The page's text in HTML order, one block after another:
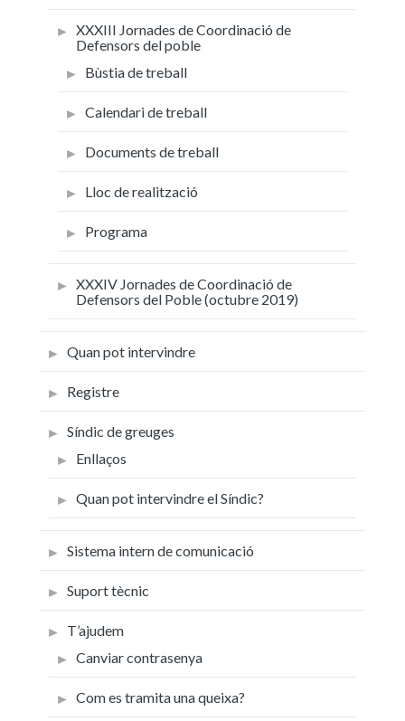
XXXIII Jornades de Coordinació de
Defensors del poble
Bùstia de treball
Calendari de treball
Documents de treball
Lloc de realització
Programa
XXXIV Jornades de Coordinació de
Defensors del Poble (octubre 2019)
Quan pot intervindre
Registre
Síndic de greuges
Enllaços
Quan pot intervindre el Síndic?
Sistema intern de comunicació
Suport tècnic
T’ajudem
Canviar contrasenya
Com es tramita una queixa?